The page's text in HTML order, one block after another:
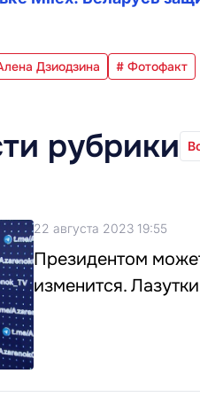
Дзиодзина # Фотофакт
рубрики
22 августа 2023 19:55
Президентом
изменится.